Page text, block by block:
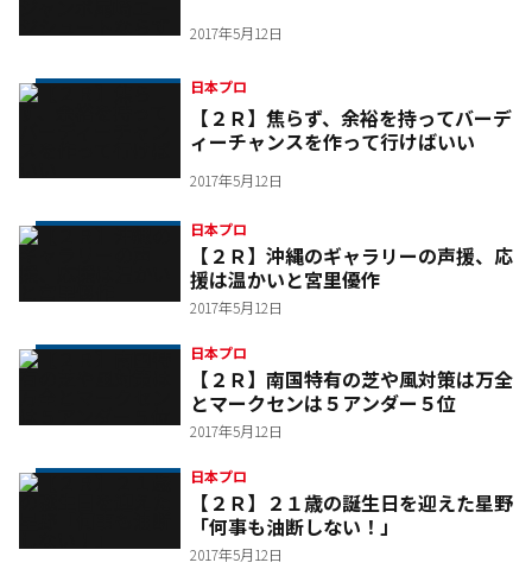
2017年5月12日
日本プロ
【２Ｒ】焦らず、余裕を持ってバーデ
ィーチャンスを作って行けばいい
2017年5月12日
日本プロ
【２Ｒ】沖縄のギャラリーの声援、応
援は温かいと宮里優作
2017年5月12日
日本プロ
【２Ｒ】南国特有の芝や風対策は万全
とマークセンは５アンダー５位
2017年5月12日
日本プロ
【２Ｒ】２１歳の誕生日を迎えた星野
「何事も油断しない！」
2017年5月12日